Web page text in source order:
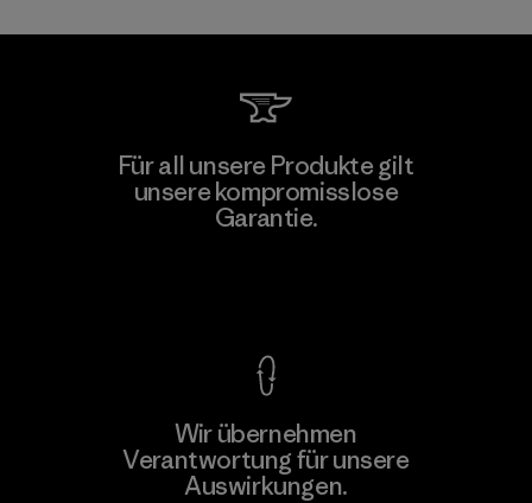
Für all unsere Produkte gilt
unsere kompromisslose
Garantie.
Wir übernehmen
Verantwortung für unsere
Auswirkungen.